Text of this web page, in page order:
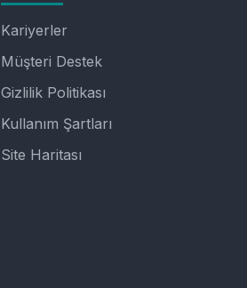
Kariyerler
Müşteri Destek
Gizlilik Politikası
Kullanım Şartları
Site Haritası